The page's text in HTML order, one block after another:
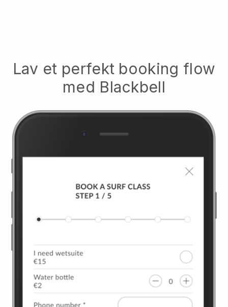
Lav et perfekt booking flow
med Blackbell